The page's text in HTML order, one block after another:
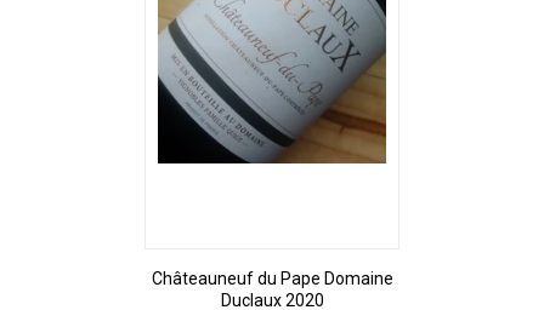
Châteauneuf du Pape Domaine
Duclaux 2020